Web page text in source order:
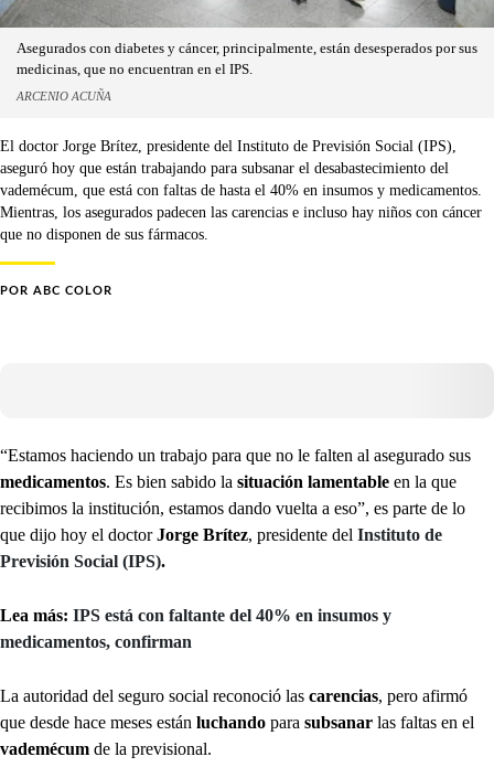
Asegurados con diabetes y cáncer, principalmente, están desesperados por sus
medicinas, que no encuentran en el IPS.
ARCENIO ACUÑA
El doctor Jorge Brítez, presidente del Instituto de Previsión Social (IPS),
aseguró hoy que están trabajando para subsanar el desabastecimiento del
vademécum, que está con faltas de hasta el 40% en insumos y medicamentos.
Mientras, los asegurados padecen las carencias e incluso hay niños con cáncer
que no disponen de sus fármacos.
POR ABC COLOR
“Estamos haciendo un trabajo para que no le falten al asegurado sus
medicamentos. Es bien sabido la situación lamentable en la que
recibimos la institución, estamos dando vuelta a eso”, es parte de lo
que dijo hoy el doctorJorge Brítez, presidente del Instituto de
Previsión Social (IPS).
Lea más: IPS está con faltante del 40% en insumos y
medicamentos, confirman
La autoridad del seguro social reconoció las carencias, pero afirmó
que desde hace meses están luchando para subsanar las faltas en el
vademécum de la previsional.